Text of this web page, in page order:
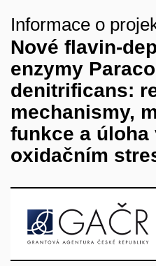
Informace o
Nové flavin-
enzymy
denitrificans:
mechanismy,
funkce a úloha
oxidačním